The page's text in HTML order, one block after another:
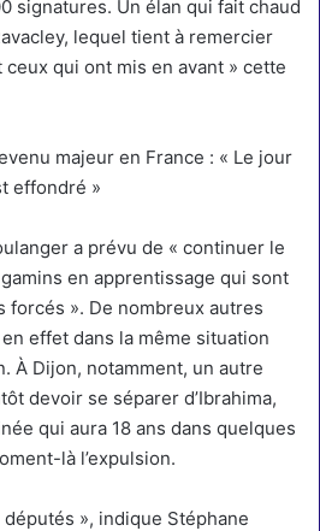
signatures. Un élan qui fait chaud
lequel tient à remercier
qui ont mis en avant » cette
majeur en France : « Le jour
effondré »
a prévu de « continuer le
en apprentissage qui sont
forcés ». De nombreux autres
effet dans la même situation
À Dijon, notamment, un autre
devoir se séparer d’Ibrahima,
qui aura 18 ans dans quelques
là l’expulsion.
députés », indique Stéphane